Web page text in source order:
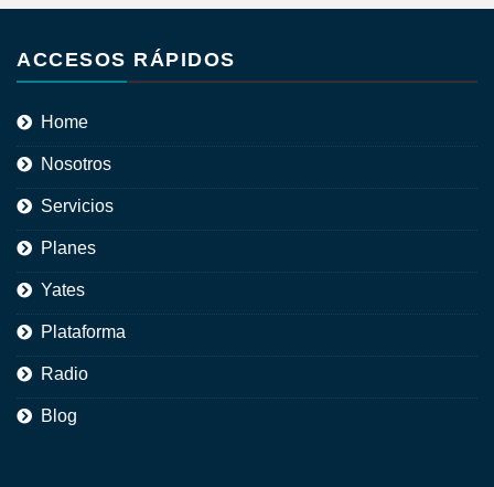
ACCESOS RÁPIDOS
Home
Nosotros
Servicios
Planes
Yates
Plataforma
Radio
Blog